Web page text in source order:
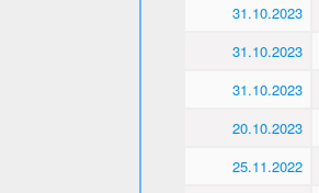
31.10.2023
31.10.2023
31.10.2023
20.10.2023
25.11.2022